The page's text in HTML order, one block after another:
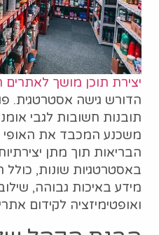
יצירת תוכן מושך לאתרים
הדורש גישה אסטרטגית.
תובנות חשובות לגבי
משכנע המכבד את האופי
הבריאות תוך מתן
באסטרטגיות שונות,
מידע באיכות גבוהה,
ואופטימיזציה לקידום